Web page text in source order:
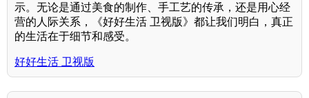
示。无论是通过美食的制作、手工艺的传承，还是用心经
营的人际关系，《好好生活 卫视版》都让我们明白，真正
的生活在于细节和感受。
好好生活 卫视版